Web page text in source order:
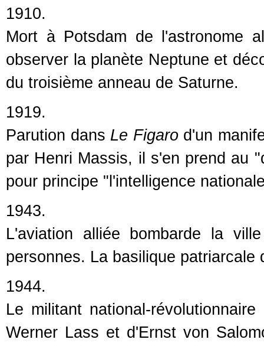
1910.
Mort à Potsdam de l'astronome
observer la planète Neptune et
du troisième anneau de Saturne.
1919.
Parution dans Le Figarod'un
par Henri Massis, il s'en prend au
pour principe "l'intelligence
1943.
L'aviation alliée bombarde la
personnes. La basilique
1944.
Le militant national-
Werner Lass et d'Ernst von